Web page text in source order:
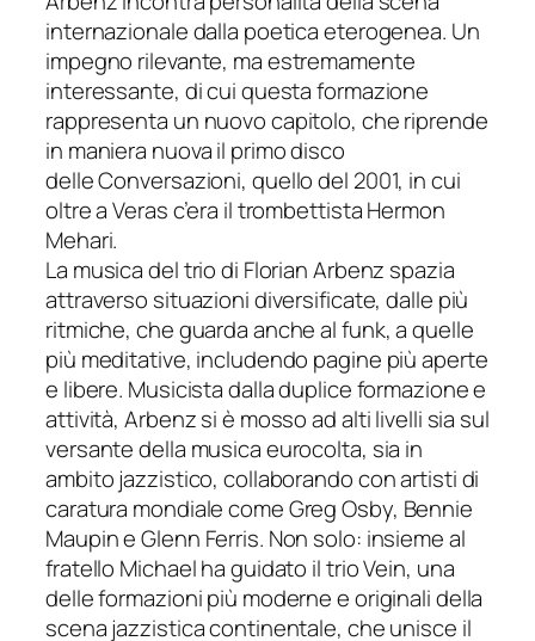
internazionale dalla poetica eterogenea. Un
impegno rilevante, ma estremamente
interessante, di cui questa formazione
rappresenta un nuovo capitolo, che riprende
in maniera nuova il primo disco
delleConversazioni, quello del 2001, in cui
oltre a Veras c’era il trombettista Hermon
Mehari.
La musica del trio di Florian Arbenz spazia
attraverso situazioni diversificate, dalle più
ritmiche, che guarda anche al funk, a quelle
più meditative, includendo pagine più aperte
e libere. Musicista dalla duplice formazione e
attività, Arbenz si è mosso ad alti livelli sia sul
versante della musica eurocolta, sia in
ambito jazzistico, collaborando con artisti di
caratura mondiale come Greg Osby, Bennie
Maupin e Glenn Ferris. Non solo: insieme al
fratello Michael ha guidato il trio Vein, una
delle formazioni più moderne e originali della
scena jazzistica continentale, che unisce il